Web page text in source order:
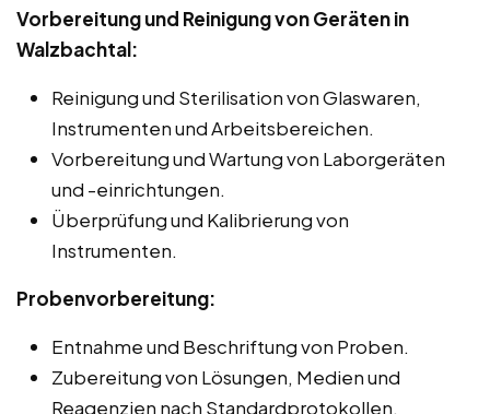
Vorbereitung und Reinigung von Geräten in
Walzbachtal:
Reinigung und Sterilisation von Glaswaren,
Instrumenten und Arbeitsbereichen.
Vorbereitung und Wartung von Laborgeräten
und -einrichtungen.
Überprüfung und Kalibrierung von
Instrumenten.
Probenvorbereitung:
Entnahme und Beschriftung von Proben.
Zubereitung von Lösungen, Medien und
Reagenzien nach Standardprotokollen.